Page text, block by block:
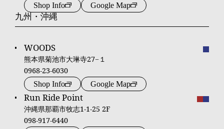
Shop Info Google Map
九州・沖縄
WOODS
熊本県菊池市大琳寺27−１
0968-23-6030
Shop Info Google Map
Run Ride Point
沖縄県那覇市牧志1-1-25 2F
098-917-6440